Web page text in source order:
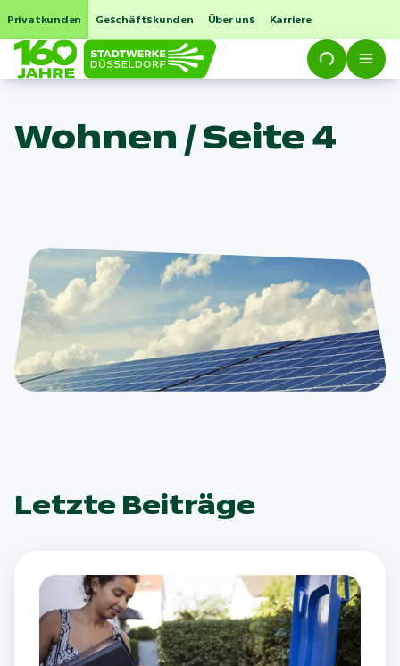
Privatkunden Geschäftskunden Über uns Karriere
Wohnen / Seite 4
Letzte Beiträge